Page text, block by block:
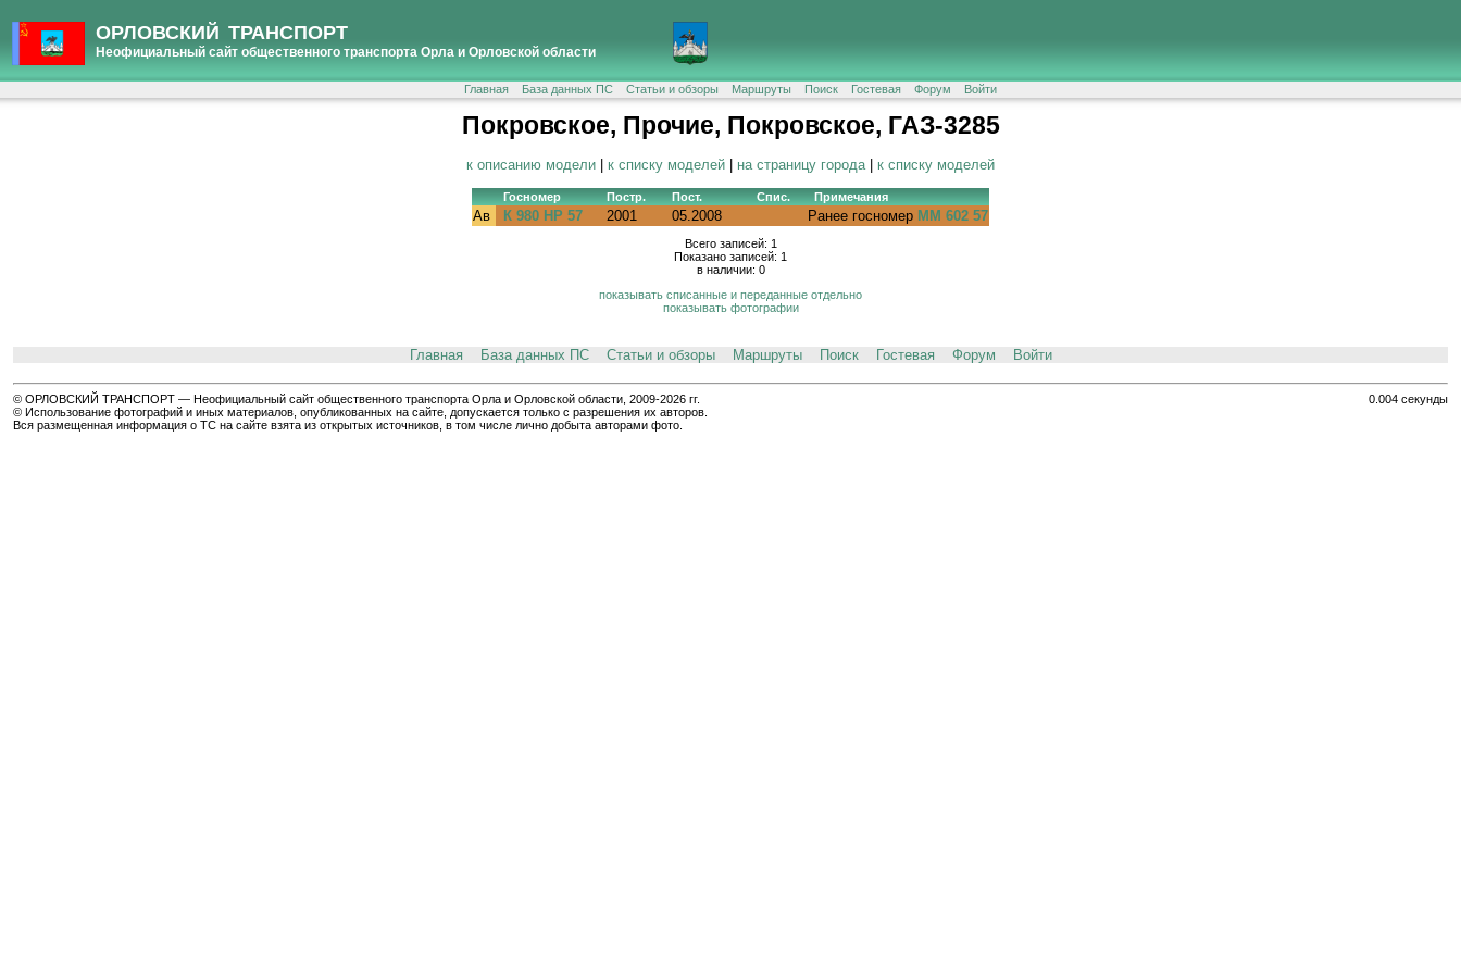
ОРЛОВСКИЙ ТРАНСПОРТ
Неофициальный сайт общественного транспорта Орла и Орловской области
Главная База данных ПС Статьи и обзоры Маршруты Поиск Гостевая Форум Войти
Покровское, Прочие, Покровское, ГАЗ-3285
к описанию модели к списку моделей на страницу города| к списку моделей
Госномер Постр. Пост. Спис. Примечания
Ав К 980 НР 57 2001 05.2008 Ранее госномер ММ 602 57
Всего записей: 1
Показано записей: 1
в наличии: 0
показывать списанные и переданные отдельно
показывать фотографии
Главная База данных ПС Статьи и обзоры Маршруты Поиск Гостевая Форум Войти
0.004 секунды
© ОРЛОВСКИЙ ТРАНСПОРТ — Неофициальный сайт общественного транспорта Орла и Орловской области, 2009-2026 гг.
© Использование фотографий и иных материалов, опубликованных на сайте, допускается только с разрешения их авторов.
Вся размещенная информация о ТС на сайте взята из открытых источников, в том числе лично добыта авторами фото.